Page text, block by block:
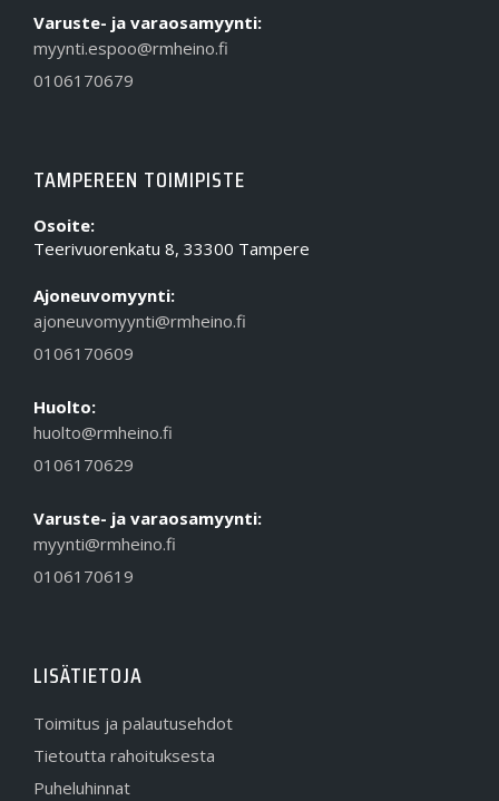
Varuste- ja varaosamyynti:
myynti.espoo@rmheino.fi
0106170679
TAMPEREEN TOIMIPISTE
Osoite:
Teerivuorenkatu 8, 33300 Tampere
Ajoneuvomyynti:
ajoneuvomyynti@rmheino.fi
0106170609
Huolto:
huolto@rmheino.fi
0106170629
Varuste- ja varaosamyynti:
myynti@rmheino.fi
0106170619
LISÄTIETOJA
Toimitus ja palautusehdot
Tietoutta rahoituksesta
Puheluhinnat